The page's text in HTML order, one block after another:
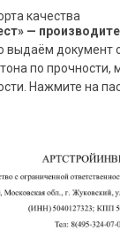
качества
—
документ
по прочности,
Нажмите на